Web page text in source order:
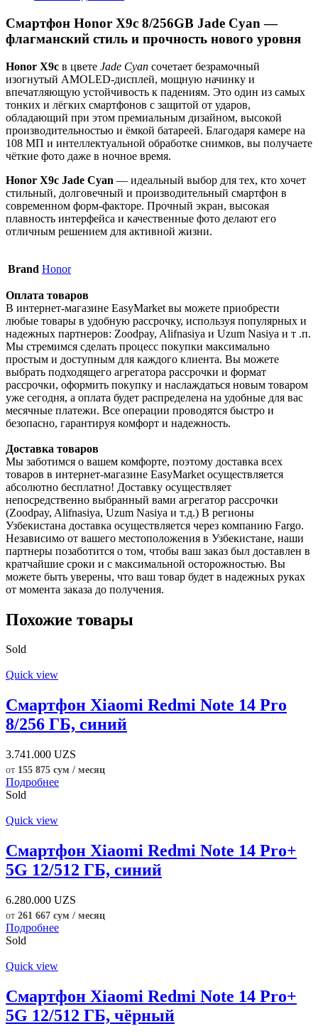
Смартфон Honor X9c 8/256GB Jade Cyan —
флагманский стиль и прочность нового уровня
Honor X9c в цвете Jade Cyan сочетает безрамочный
изогнутый AMOLED-дисплей, мощную начинку и
впечатляющую устойчивость к падениям. Это один из самых
тонких и лёгких смартфонов с защитой от ударов,
обладающий при этом премиальным дизайном, высокой
производительностью и ёмкой батареей. Благодаря камере на
108 МП и интеллектуальной обработке снимков, вы получаете
чёткие фото даже в ночное время.
Honor X9c Jade Cyan — идеальный выбор для тех, кто хочет
стильный, долговечный и производительный смартфон в
современном форм-факторе. Прочный экран, высокая
плавность интерфейса и качественные фото делают его
отличным решением для активной жизни.
Brand Honor
Оплата товаров
В интернет-магазине EasyMarket вы можете приобрести
любые товары в удобную рассрочку, используя популярных и
надежных партнеров: Zoodpay, Alifnasiya и Uzum Nasiya и т .п.
Мы стремимся сделать процесс покупки максимально
простым и доступным для каждого клиента. Вы можете
выбрать подходящего агрегатора рассрочки и формат
рассрочки, оформить покупку и наслаждаться новым товаром
уже сегодня, а оплата будет распределена на удобные для вас
месячные платежи. Все операции проводятся быстро и
безопасно, гарантируя комфорт и надежность.
Доставка товаров
Мы заботимся о вашем комфорте, поэтому доставка всех
товаров в интернет-магазине EasyMarket осуществляется
абсолютно бесплатно! Доставку осуществляет
непосредственно выбранный вами агрегатор рассрочки
(Zoodpay, Alifnasiya, Uzum Nasiya и т.д.) В регионы
Узбекистана доставка осуществляется через компанию Fargo.
Независимо от вашего местоположения в Узбекистане, наши
партнеры позаботится о том, чтобы ваш заказ был доставлен в
кратчайшие сроки и с максимальной осторожностью. Вы
можете быть уверены, что ваш товар будет в надежных руках
от момента заказа до получения.
Похожие товары
Sold
Quick view
Смартфон Xiaomi Redmi Note 14 Pro
8/256 ГБ, синий
3.741.000 UZS
от 155 875 сум / месяц
Подробнее
Sold
Quick view
Смартфон Xiaomi Redmi Note 14 Pro+
5G 12/512 ГБ, синий
6.280.000 UZS
от 261 667 сум / месяц
Подробнее
Sold
Quick view
Смартфон Xiaomi Redmi Note 14 Pro+
5G 12/512 ГБ, чёрный